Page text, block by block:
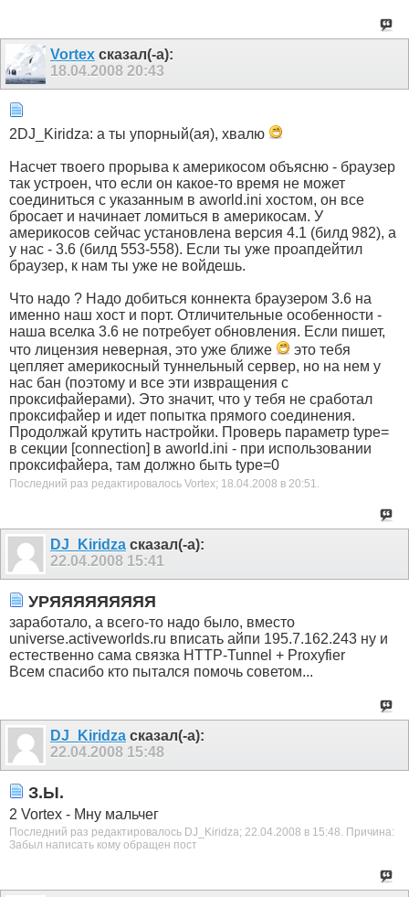
Vortex сказал(-а):
18.04.2008 20:43
2DJ_Kiridza: а ты упорный(ая), хвалю
Насчет твоего прорыва к америкосом объясню - браузер
так устроен, что если он какое-то время не может
соединиться с указанным в aworld.ini хостом, он все
бросает и начинает ломиться в америкосам. У
америкосов сейчас установлена версия 4.1 (билд 982), а
у нас - 3.6 (билд 553-558). Если ты уже проапдейтил
браузер, к нам ты уже не войдешь.
Что надо ? Надо добиться коннекта браузером 3.6 на
именно наш хост и порт. Отличительные особенности -
наша вселка 3.6 не потребует обновления. Если пишет,
что лицензия неверная, это уже ближе
это тебя
цепляет америкосный туннельный сервер, но на нем у
нас бан (поэтому и все эти извращения с
проксифайерами). Это значит, что у тебя не сработал
проксифайер и идет попытка прямого соединения.
Продолжай крутить настройки. Проверь параметр type=
в секции [connection] в aworld.ini - при использовании
проксифайера, там должно быть type=0
Последний раз редактировалось Vortex; 18.04.2008 в 20:51
DJ_Kiridza сказал(-а):
22.04.2008 15:41
УРЯЯЯЯЯЯЯЯЯ
заработало, а всего-то надо было, вместо
universe.activeworlds.ru вписать айпи 195.7.162.243 ну и
естественно сама связка HTTP-Tunnel + Proxyfier
Всем спасибо кто пытался помочь советом...
DJ_Kiridza сказал(-а):
22.04.2008 15:48
З.Ы.
2 Vortex - Мну мальчег
Последний раз редактировалось DJ_Kiridza; 22.04.2008 в 15:48 Причина:
Забыл написать кому обращен пост